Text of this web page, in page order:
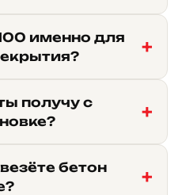
именно для
получу с
бетон